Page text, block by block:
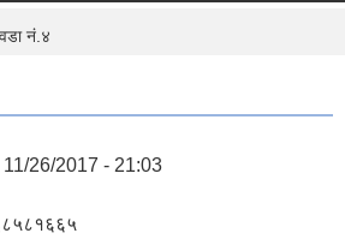
नं.४
11/26/2017 - 21:03